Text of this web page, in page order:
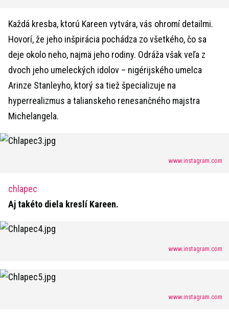
Každá kresba, ktorú Kareen vytvára, vás ohromí detailmi.
Hovorí, že jeho inšpirácia pochádza zo všetkého, čo sa
deje okolo neho, najmä jeho rodiny. Odráža však veľa z
dvoch jeho umeleckých idolov – nigérijského umelca
Arinze Stanleyho, ktorý sa tiež špecializuje na
hyperrealizmus a talianskeho renesančného majstra
Michelangela.
www.instagram.com
chlapec
Aj takéto diela kreslí Kareen.
www.instagram.com
www.instagram.com